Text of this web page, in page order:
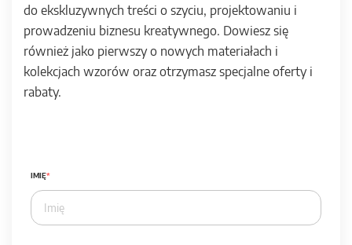
do ekskluzywnych treści o szyciu, projektowaniu i
prowadzeniu biznesu kreatywnego. Dowiesz się
również jako pierwszy o nowych materiałach i
kolekcjach wzorów oraz otrzymasz specjalne oferty i
rabaty.
IMIĘ